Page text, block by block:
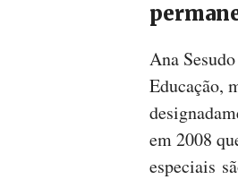
Ana
Educação,
em 2008
especiais